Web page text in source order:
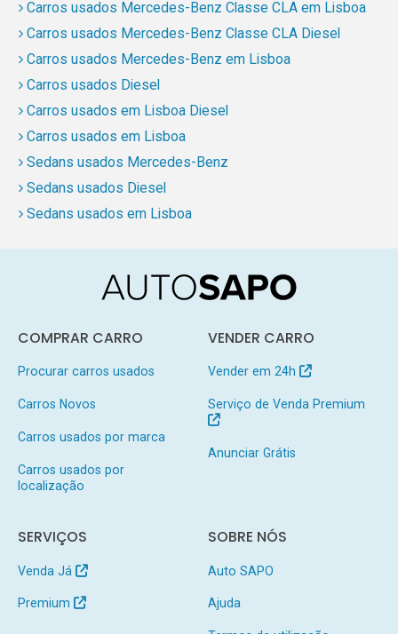
Carros usados Mercedes-Benz Classe CLA em Lisboa
Carros usados Mercedes-Benz Classe CLA Diesel
Carros usados Mercedes-Benz em Lisboa
Carros usados Diesel
Carros usados em Lisboa Diesel
Carros usados em Lisboa
Sedans usados Mercedes-Benz
Sedans usados Diesel
Sedans usados em Lisboa
COMPRAR CARRO
Procurar carros usados
Carros Novos
Carros usados por marca
Carros usados por
localização
VENDER CARRO
Vender em 24h
Serviço de Venda Premium
Anunciar Grátis
SERVIÇOS
Venda Já
Premium
SOBRE NÓS
Auto SAPO
Ajuda